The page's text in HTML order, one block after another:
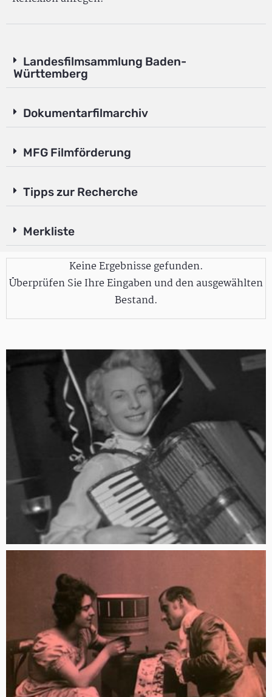
Landesfilmsammlung Baden-
Württemberg
Dokumentarfilmarchiv
MFG Filmförderung
Tipps zur Recherche
Merkliste
Keine Ergebnisse gefunden.
Überprüfen Sie Ihre Eingaben und den ausgewählten
Bestand.